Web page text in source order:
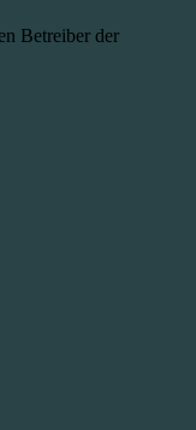
Betreiber der